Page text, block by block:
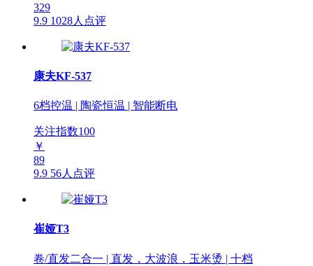
329
9.9 1028人点评
康夫KF-537
6档控温 | 陶瓷恒温 | 智能断电
关注指数100
￥
89
9.9 56人点评
崔娅T3
卷/直发二合一 | 直发，大波浪，玉米烫 | 十档